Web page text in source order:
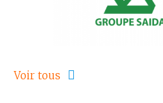
Voir tous